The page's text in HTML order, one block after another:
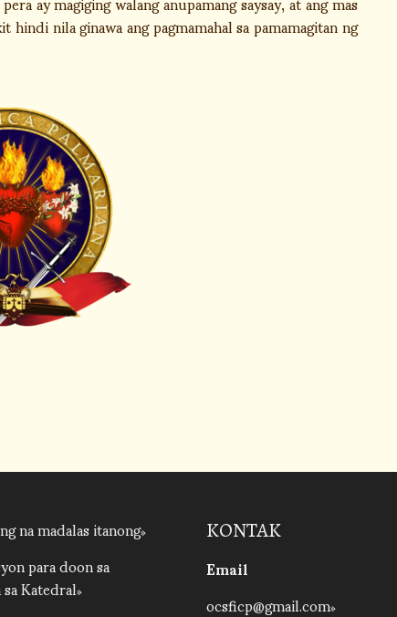
nila ginawa ang pagmamahal sa pamamagitan ng
na madalas itanong
para doon sa
Katedral
KONTAK
Email
ocsficp@gmail.com